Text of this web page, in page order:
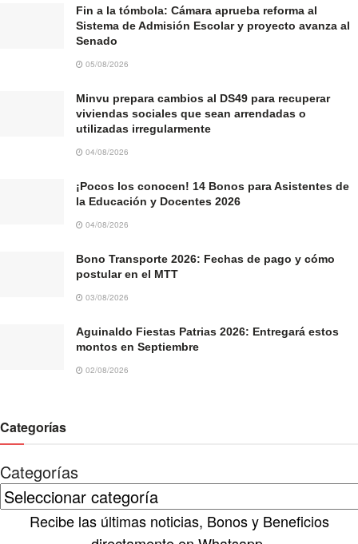
Fin a la tómbola: Cámara aprueba reforma al
Sistema de Admisión Escolar y proyecto avanza al
Senado
05/08/2026
Minvu prepara cambios al DS49 para recuperar
viviendas sociales que sean arrendadas o
utilizadas irregularmente
04/08/2026
¡Pocos los conocen! 14 Bonos para Asistentes de
la Educación y Docentes 2026
04/08/2026
Bono Transporte 2026: Fechas de pago y cómo
postular en el MTT
03/08/2026
Aguinaldo Fiestas Patrias 2026: Entregará estos
montos en Septiembre
02/08/2026
Categorías
Categorías
Recibe las últimas noticias, Bonos y Beneficios